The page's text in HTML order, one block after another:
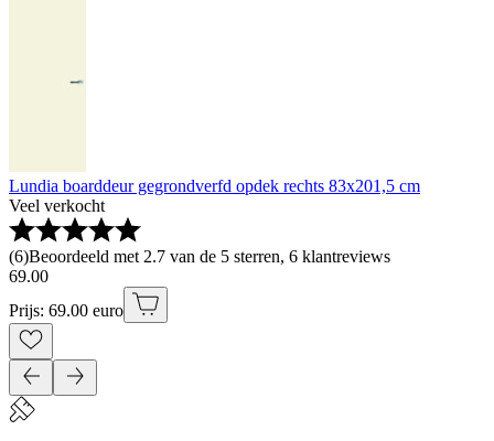
Lundia boarddeur gegrondverfd opdek rechts 83x201,5 cm
Veel verkocht
(6)Beoordeeld met 2.7 van de 5 sterren, 6 klantreviews
69.00
Prijs: 69.00 euro